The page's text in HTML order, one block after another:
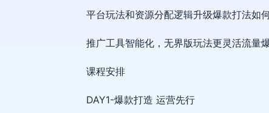
平台玩法和资源分配逻辑升级爆款打法如
推广工具智能化，无界版玩法更灵活流量
课程安排
DAY1-爆款打造 运营先行